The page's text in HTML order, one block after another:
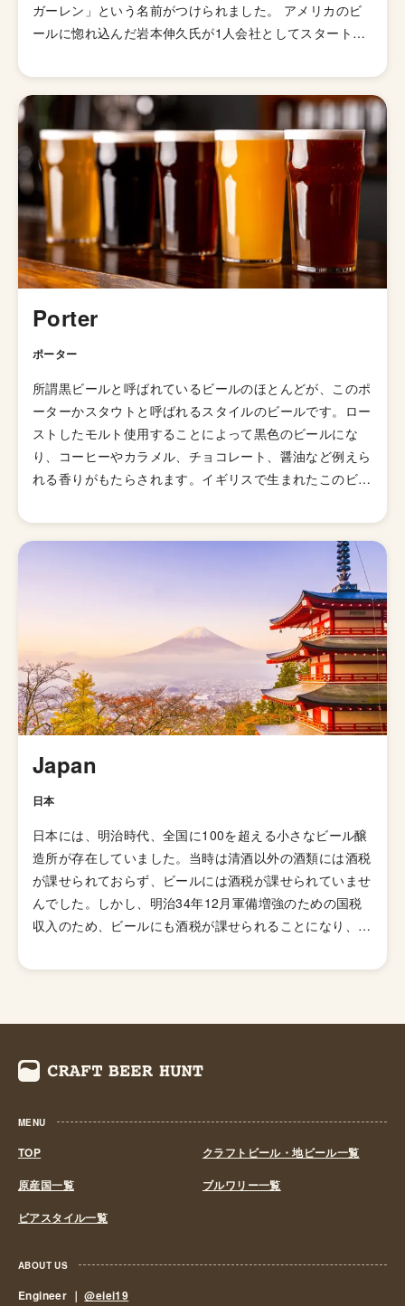
ガーレン」という名前がつけられました。 アメリカのビ
ールに惚れ込んだ岩本伸久氏が1人会社としてスタート
た元祖地ビールブルワリーです。 岩本氏のこだわりは
「材料に左右されないきれいなビール」とのことで、どの
ビールを飲んでもインパクトはないものの飲みやすくつい
つい飲みすぎてしまうようなものが多いです。 公式サイ
トに掲載されているブルワリー設立ストーリーは読み応え
たっぷりなので是非ご一読を。
Porter
ポーター
所謂黒ビールと呼ばれているビールのほとんどが、このポ
ーターかスタウトと呼ばれるスタイルのビールです。ロー
ストしたモルト使用することによって黒色のビールにな
り、コーヒーやカラメル、チョコレート、醤油など例えら
れる香りがもたらされます。イギリスで生まれたこのビー
最適とされています。ぬるめの温度で飲んだ方が香りが立
ち、ふくよかな味わいを楽しむことができるためです。
起源は1700年頃のロンドンと言われており、生産工程が
初めて工業化されたビールと考えられています。ロンドン
のショアディッチ地区にあったベル醸造所でラルフ・ハー
ウッドなる人物が発明したとする伝説もあるが、実際には
何世代にもわたる歴史の中で少しずつ頭角を現してきたも
ので、最終的にはこのスタイルを熱烈に愛飲していた運送
労働者たち（トランスポーター）の呼び名にちなんで独自
のスタイル名が授けられることになったのです。 相性の
キュー、ソーセージ、そしてビールにしては珍しくチョコ
レートなどが挙げられる。
Japan
日本
日本には、明治時代、全国に100を超える小さなビール醸
造所が存在していました。当時は清酒以外の酒類には酒税
が課せられておらず、ビールには酒税が課せられていませ
んでした。しかし、明治34年12月軍備増強のための国税
収入のため、ビールにも酒税が課せられることになり、資
を消していきました。これによりビール作りは戦後しばら
の年間2,000キロリッターから60キロリッターに引き下げ
られたことで転機がおとずれます。これにより、再び小規
が誕生する流れができました。ちなみ、地ビール製造免許
第1号は新潟県のエチゴビールと北海道のオホーツクビー
「オホーツクビール」が発売されました。 この経済政策
は功を奏し、日本中に続々と地ビール製造業社が生まれ、
造所が全国各地に誕生しました。しかし、ただブームだけ
に乗って参入したきた業社は、ビールの品質が低かった
MENU
TOP
クラフトビール・地ビール一覧
原産国一覧
ブルワリー一覧
ビアスタイル一覧
ABOUT US
Engineer ｜@eiei19